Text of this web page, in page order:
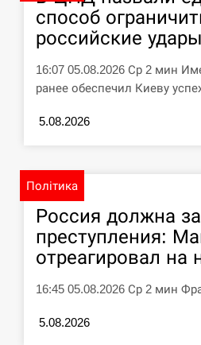
“Они должны быть
МИДе ответили, как
СЕРПЕНЬ
13:10
Тайвань проводить
навчання на тлі
СЕРПЕНЬ
12:53
США обсуждают
Украины, несмотря
СЕРПЕНЬ
Латвія готова
Ормузької протоки
способ
российские
16:07 05.08.2026 Ср 2 мин
ранее обеспечил Киеву
5.08.2026
Політика
Россия должна
преступления:
отреагировал на
16:45 05.08.2026 Ср 2 мин
5.08.2026